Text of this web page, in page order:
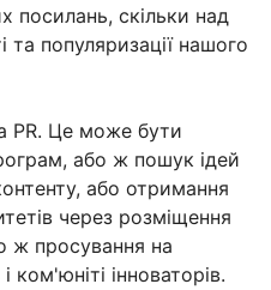
посилань, скільки над
та популяризації нашого
PR. Це може бути
або ж пошук ідей
або отримання
через розміщення
ж просування на
ком'юніті інноваторів.